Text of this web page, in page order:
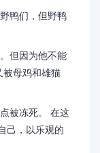
鸭们，但野鸭
但因为他不能
被母鸡和雄猫
被冻死。 在这
己，以乐观的